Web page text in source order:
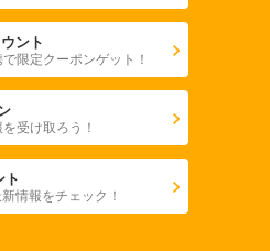
ント
限定クーポンゲット！
受け取ろう！
ト
情報をチェック！